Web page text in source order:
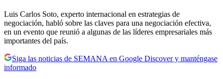
Luis Carlos Soto, experto internacional en estrategias de
negociación, habló sobre las claves para una negociación efectiva,
en un evento que reunió a algunas de las líderes empresariales más
importantes del país.
Siga las noticias de SEMANA en Google Discover y manténgase
informado